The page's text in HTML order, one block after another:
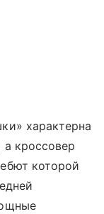
характерна
кроссовер
которой